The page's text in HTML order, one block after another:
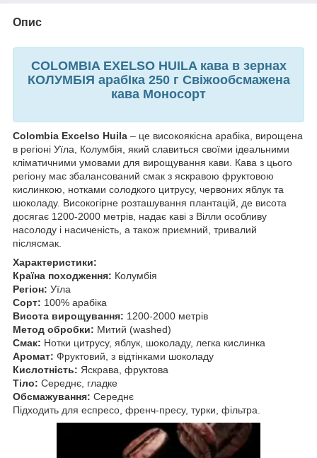
Опис
COLOMBIA EXELSO HUILA кава в зернах
КОЛУМБІЯ арабІка 250 г Свіжообсмажена
кава Моносорт
Colombia Excelso Huila – це високоякісна арабіка, вирощена
в регіоні Уїла, Колумбія, який славиться своїми ідеальними
кліматичними умовами для вирощування кави. Кава з цього
регіону має збалансований смак з яскравою фруктовою
кислинкою, нотками солодкого цитрусу, червоних яблук та
шоколаду. Високогірне розташування плантацій, де висота
досягає 1200-2000 метрів, надає каві з Вілли особливу
насолоду і насиченість, а також приємний, тривалий
післясмак.
Характеристики:
Країна походження: Колумбія
Регіон: Уїла
Сорт: 100% арабіка
Висота вирощування: 1200-2000 метрів
Метод обробки: Митий (washed)
Смак: Нотки цитрусу, яблук, шоколаду, легка кислинка
Аромат: Фруктовий, з відтінками шоколаду
Кислотність: Яскрава, фруктова
Тіло: Середнє, гладке
Обсмажування: Середнє
Підходить для еспресо, френч-пресу, турки, фільтра.